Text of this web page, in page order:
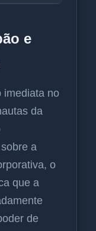
e
imediata no
da
a
o
que a
de